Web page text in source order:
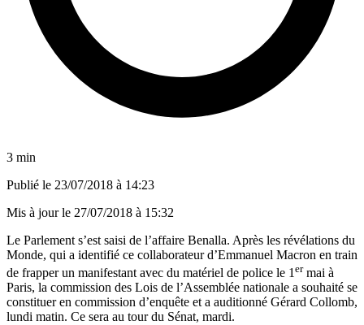
3 min
Publié le 23/07/2018 à 14:23
Mis à jour le 27/07/2018 à 15:32
Le Parlement s’est saisi de l’affaire Benalla. Après les révélations du
Monde, qui a identifié ce collaborateur d’Emmanuel Macron en train
de frapper un manifestant avec du matériel de police le 1 ermai à
Paris, la commission des Lois de l’Assemblée nationale a souhaité se
constituer en commission d’enquête et a auditionné Gérard Collomb,
lundi matin. Ce sera au tour du Sénat, mardi.